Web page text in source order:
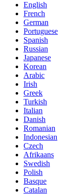
English
French
German
Portuguese
Spanish
Russian
Japanese
Korean
Arabic
Irish
Greek
Turkish
Italian
Danish
Romanian
Indonesian
Czech
Afrikaans
Swedish
Polish
Basque
Catalan